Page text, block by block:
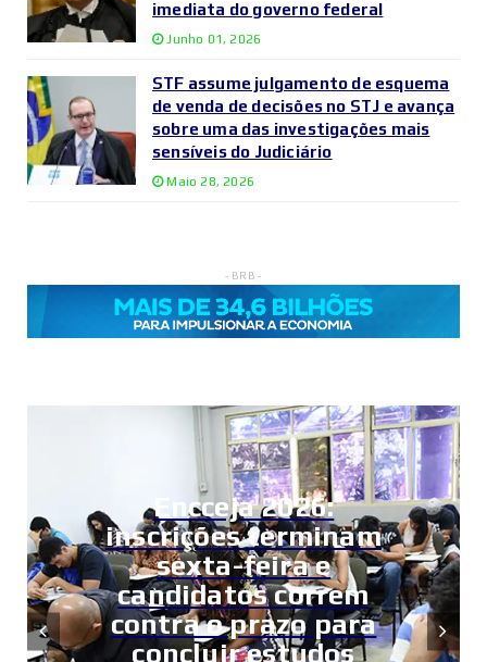
imediata do governo federal
Junho 01, 2026
STF assume julgamento de esquema
de venda de decisões no STJ e avança
sobre uma das investigações mais
sensíveis do Judiciário
Maio 28, 2026
- BRB -
Encceja 2026:
inscrições terminam
sexta-feira e
candidatos correm
contra o prazo para
concluir estudos